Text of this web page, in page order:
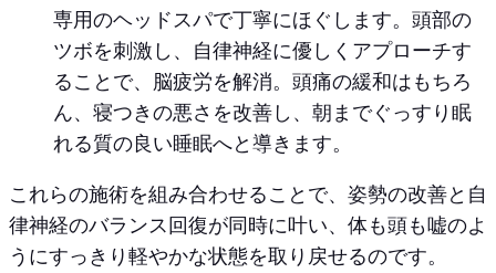
専用のヘッドスパで丁寧にほぐします。頭部の
ツボを刺激し、自律神経に優しくアプローチす
ることで、脳疲労を解消。頭痛の緩和はもちろ
ん、寝つきの悪さを改善し、朝までぐっすり眠
れる質の良い睡眠へと導きます。
これらの施術を組み合わせることで、姿勢の改善と自
律神経のバランス回復が同時に叶い、体も頭も嘘のよ
うにすっきり軽やかな状態を取り戻せるのです。